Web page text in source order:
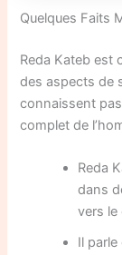
Quelques Faits
Reda Kateb est
des aspects de
connaissent
complet de
Reda
dans
vers le
Il